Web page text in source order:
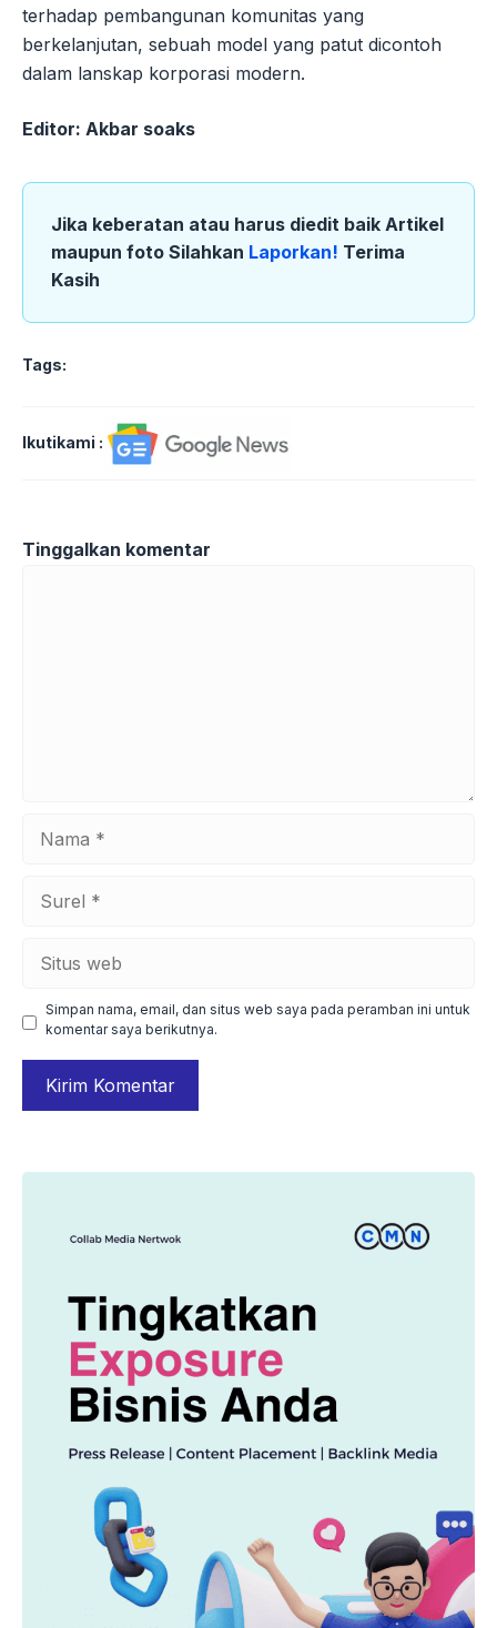
terhadap pembangunan komunitas yang
berkelanjutan, sebuah model yang patut dicontoh
dalam lanskap korporasi modern.
Editor: Akbar soaks
Jika keberatan atau harus diedit baik Artikel
maupun foto Silahkan Laporkan! Terima
Kasih
Tags:
Ikutikami :
Tinggalkan komentar
web
Simpan nama, email, dan situs web saya pada peramban ini untuk
komentar saya berikutnya.